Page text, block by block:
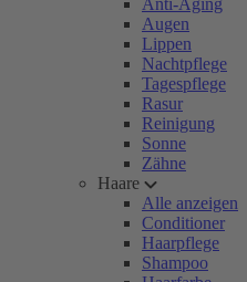
Anti-Aging
Augen
Lippen
Nachtpflege
Tagespflege
Rasur
Reinigung
Sonne
Zähne
Haare
Alle anzeigen
Conditioner
Haarpflege
Shampoo